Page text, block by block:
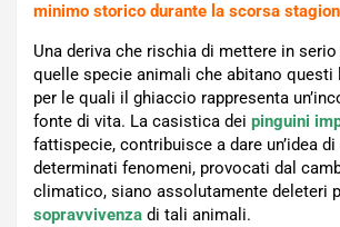
minimo storico durante la scorsa
Una deriva che rischia di mettere in
quelle specie animali che abitano questi
per le quali il ghiaccio rappresenta
fonte di vita. La casistica dei pinguini
fattispecie, contribuisce a dare un’idea
determinati fenomeni, provocati dal
climatico, siano assolutamente deleteri
sopravvivenza di tali animali.